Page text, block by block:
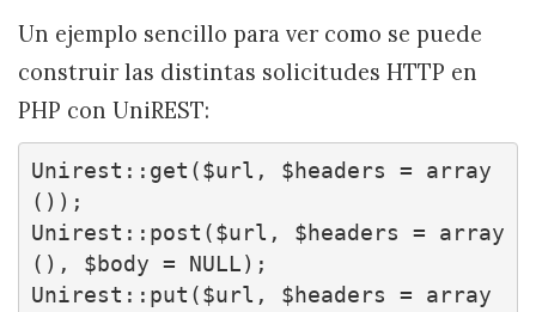
Un ejemplo sencillo para ver como se puede
construir las distintas solicitudes HTTP en
PHP con UniREST:
Unirest::get($url, $headers = array
());
Unirest::post($url, $headers = array
(), $body = NULL);
Unirest::put($url, $headers = array